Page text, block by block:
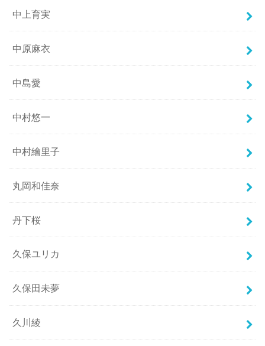
中上育実
中原麻衣
中島愛
中村悠一
中村繪里子
丸岡和佳奈
丹下桜
久保ユリカ
久保田未夢
久川綾